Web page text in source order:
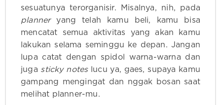
sesuatunya terorganisir. Misalnya, nih, pada
planneryang telah kamu beli, kamu bisa
mencatat semua aktivitas yang akan kamu
lakukan selama seminggu ke depan. Jangan
lupa catat dengan spidol warna-warna dan
juga sticky notes
lucu ya, gaes, supaya kamu
gampang mengingat dan nggak bosan saat
melihat planner-mu.